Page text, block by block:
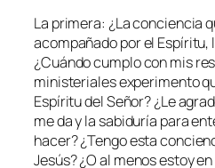
La primera: ¿La conciencia
acompañado por el Espíritu,
¿Cuándo cumplo con mis
ministeriales experimento
Espíritu del Señor? ¿Le
me da y la sabiduría para
hacer? ¿Tengo esta
Jesús? ¿O al menos estoy